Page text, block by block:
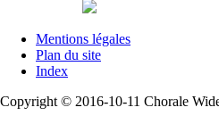
Mentions légales
Plan du site
Index
Copyright © 2016-10-11 Chorale